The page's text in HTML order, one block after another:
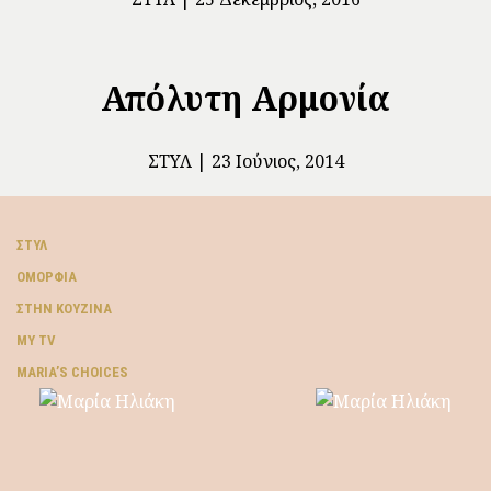
Απόλυτη Αρμονία
ΣΤΥΛ 23 Ιούνιος, 2014
ΣΤΥΛ
ΟΜΟΡΦΙΆ
ΣΤΗΝ ΚΟΥΖΊΝΑ
MY TV
ΜARIA’S CHOICES